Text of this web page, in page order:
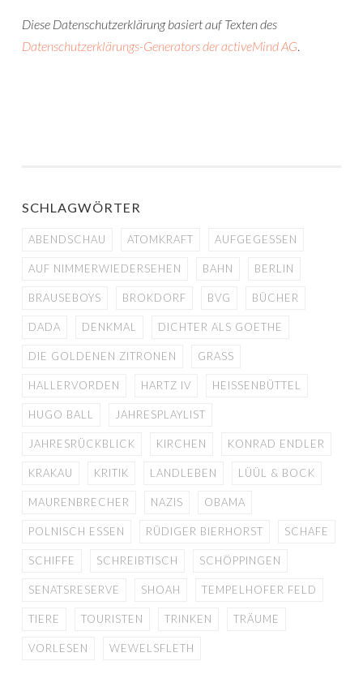
Diese Datenschutzerklärung basiert auf Texten des
Datenschutzerklärungs-Generators der activeMind AG.
SCHLAGWÖRTER
ABENDSCHAU ATOMKRAFT AUFGEGESSEN
AUF NIMMERWIEDERSEHEN BAHN BERLIN
BRAUSEBOYS BROKDORF BVG BÜCHER
DADA DENKMAL DICHTER ALS GOETHE
DIE GOLDENEN ZITRONEN GRASS
HALLERVORDEN HARTZ IV HEISSENBÜTTEL
HUGO BALL JAHRESPLAYLIST
JAHRESRÜCKBLICK KIRCHEN KONRAD ENDLER
KRAKAU KRITIK LANDLEBEN LÜÜL & BOCK
MAURENBRECHER NAZIS OBAMA
POLNISCH ESSEN RÜDIGER BIERHORST SCHAFE
SCHIFFE SCHREIBTISCH SCHÖPPINGEN
SENATSRESERVE SHOAH TEMPELHOFER FELD
TIERE TOURISTEN TRINKEN TRÄUME
VORLESEN WEWELSFLETH